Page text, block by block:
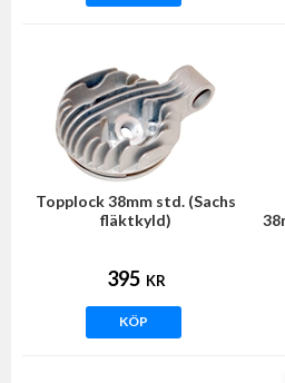
Topplock 38mm std. (Sachs
fläktkyld)
395 KR
KÖP